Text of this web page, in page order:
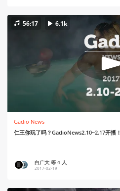
56:17 6.1k
Gadio News
仁王你玩了吗？GadioNews2.10~2.17开播！
白广大 等 4 人
2017-02-19